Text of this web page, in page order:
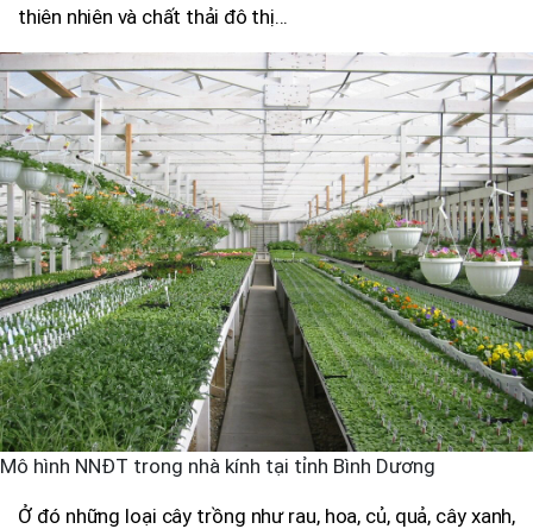
thiên nhiên và chất thải đô thị...
Mô hình NNĐT trong nhà kính tại tỉnh Bình Dương
Ở đó những loại cây trồng như rau, hoa, củ, quả, cây xanh,